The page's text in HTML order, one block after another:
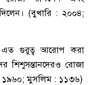
(বুখারি : ২০০৪;
এত গুরুত্ব আরোপ করা
শিশুসন্তানদেরও রোজা
১৯৬০; মুসলিম : ১১৩৬)